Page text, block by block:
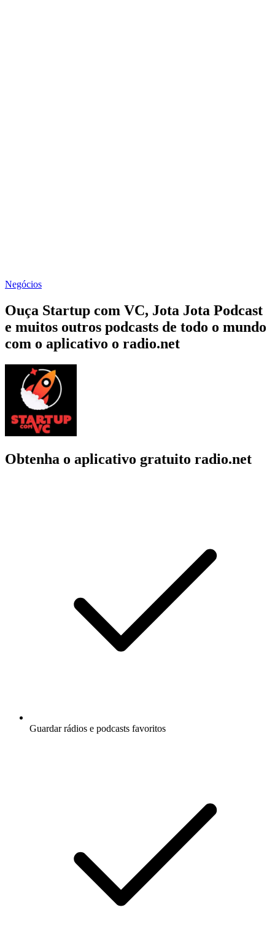
Negócios
Ouça Startup com VC, Jota Jota Podcast
e muitos outros podcasts de todo o mundo
com o aplicativo o radio.net
Obtenha o aplicativo gratuito radio.net
Guardar rádios e podcasts favoritos